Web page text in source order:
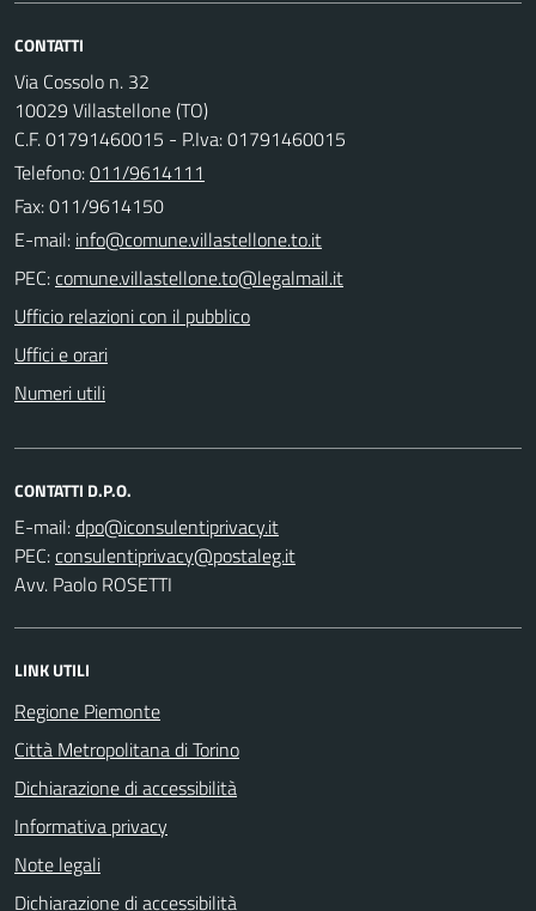
CONTATTI
Via Cossolo n. 32
10029 Villastellone (TO)
C.F. 01791460015 - P.Iva: 01791460015
Telefono:011/9614111
Fax: 011/9614150
E-mail:
PEC:
Ufficio relazioni con il pubblico
Uffici e orari
Numeri utili
CONTATTI D.P.O.
E-mail:
PEC:
Avv. Paolo ROSETTI
LINK UTILI
Regione Piemonte
Città Metropolitana di Torino
Dichiarazione di accessibilità
Informativa privacy
Note legali
Dichiarazione di accessibilità